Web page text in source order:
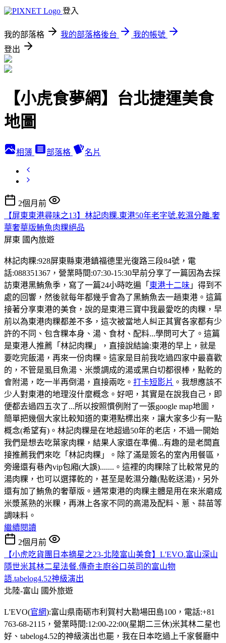
登入
我的部落格 我的部落格後台
我的帳號
登出
【小虎食夢網】台北捷運美食
地圖
相簿 部落格 名片
2個月前
【屏東東港尋味之13】林記肉粿.東港50年老字號.乾濕分離.奢
華奢華版鮪魚肉粿絕品
屏東 國內旅遊
林記肉粿:928屏東縣東港鎮福德里光復路三段84號，電
話:088351367，營業時間:07:30-15:30早前分享了一篇因為去採
訪東港黑鮪魚季，寫了一篇24小時吃遍「 東港十二味 」得到不
處的回響，然後就每年都幾乎會為了黑鮪魚去一趟東港。這篇
接著分享東港的美食，說的是東港三寶中我最愛吃的肉粿，早
前以為東港肉粿都差不多，這次被當地人糾正其實各家都有少
許的不同、包含粿本身、湯、食材、配料...學問可大了。這篇
是東港人推薦「林記肉粿」，直接說結論:東港的早上，就是
要吃完飯湯，再來一份肉粿。這家是目前我吃過四家中最喜歡
的，不管是虱目魚湯、米漿調成的湯或黑白切都很棒，點乾的
會附湯，吃一半再倒湯，直接兩吃。 打卡短影片 。我想應該不
少人對東港的地理沒什麼概念。好吧，其實是在說我自己，即
便都去過四五次了...所以按照慣例附了一張google map地圖，
簡單把幾個大家比較知道的東港點標出來，讓大家多少有一點
概念(希望有)。林記肉粿是在地超過50年的老店，不過一開始
我們是想去吃葉家肉粿，結果人家還在準備...有趣的是老闆直
接推薦我們來吃「林記肉粿」。除了滿是簽名的室內用餐區，
旁邊還有巷內vip包廂(大誤).......。這裡的肉粿除了比較常見的
湯肉粿，也可以選擇乾的，甚至是乾濕分離(點乾送湯)，另外
還有加了鮪魚的奢華版。通常東港的肉粿主體是用在來米磨成
米漿蒸熟的米粿，再淋上各家不同的高湯及配料、蔥、蒜苗等
調味料。
繼續閱讀
2個月前
【小虎吃貨團日本摘星之23-北陸富山美食】L'EVO.富山深山
隱世米其林二星法餐.傳奇主廚谷口英司的富山物
語.tabelog4.52神級演出
北陸-富山 國外旅遊
L'EVO(官網):富山県南砺市利賀村大勘場田島100，電話:+81
763-68-2115，營業時間:12:00-22:00(星期二三休)米其林二星也
好、tabelog4.52的神級演出也罷，我在日本吃過上千家餐廳中